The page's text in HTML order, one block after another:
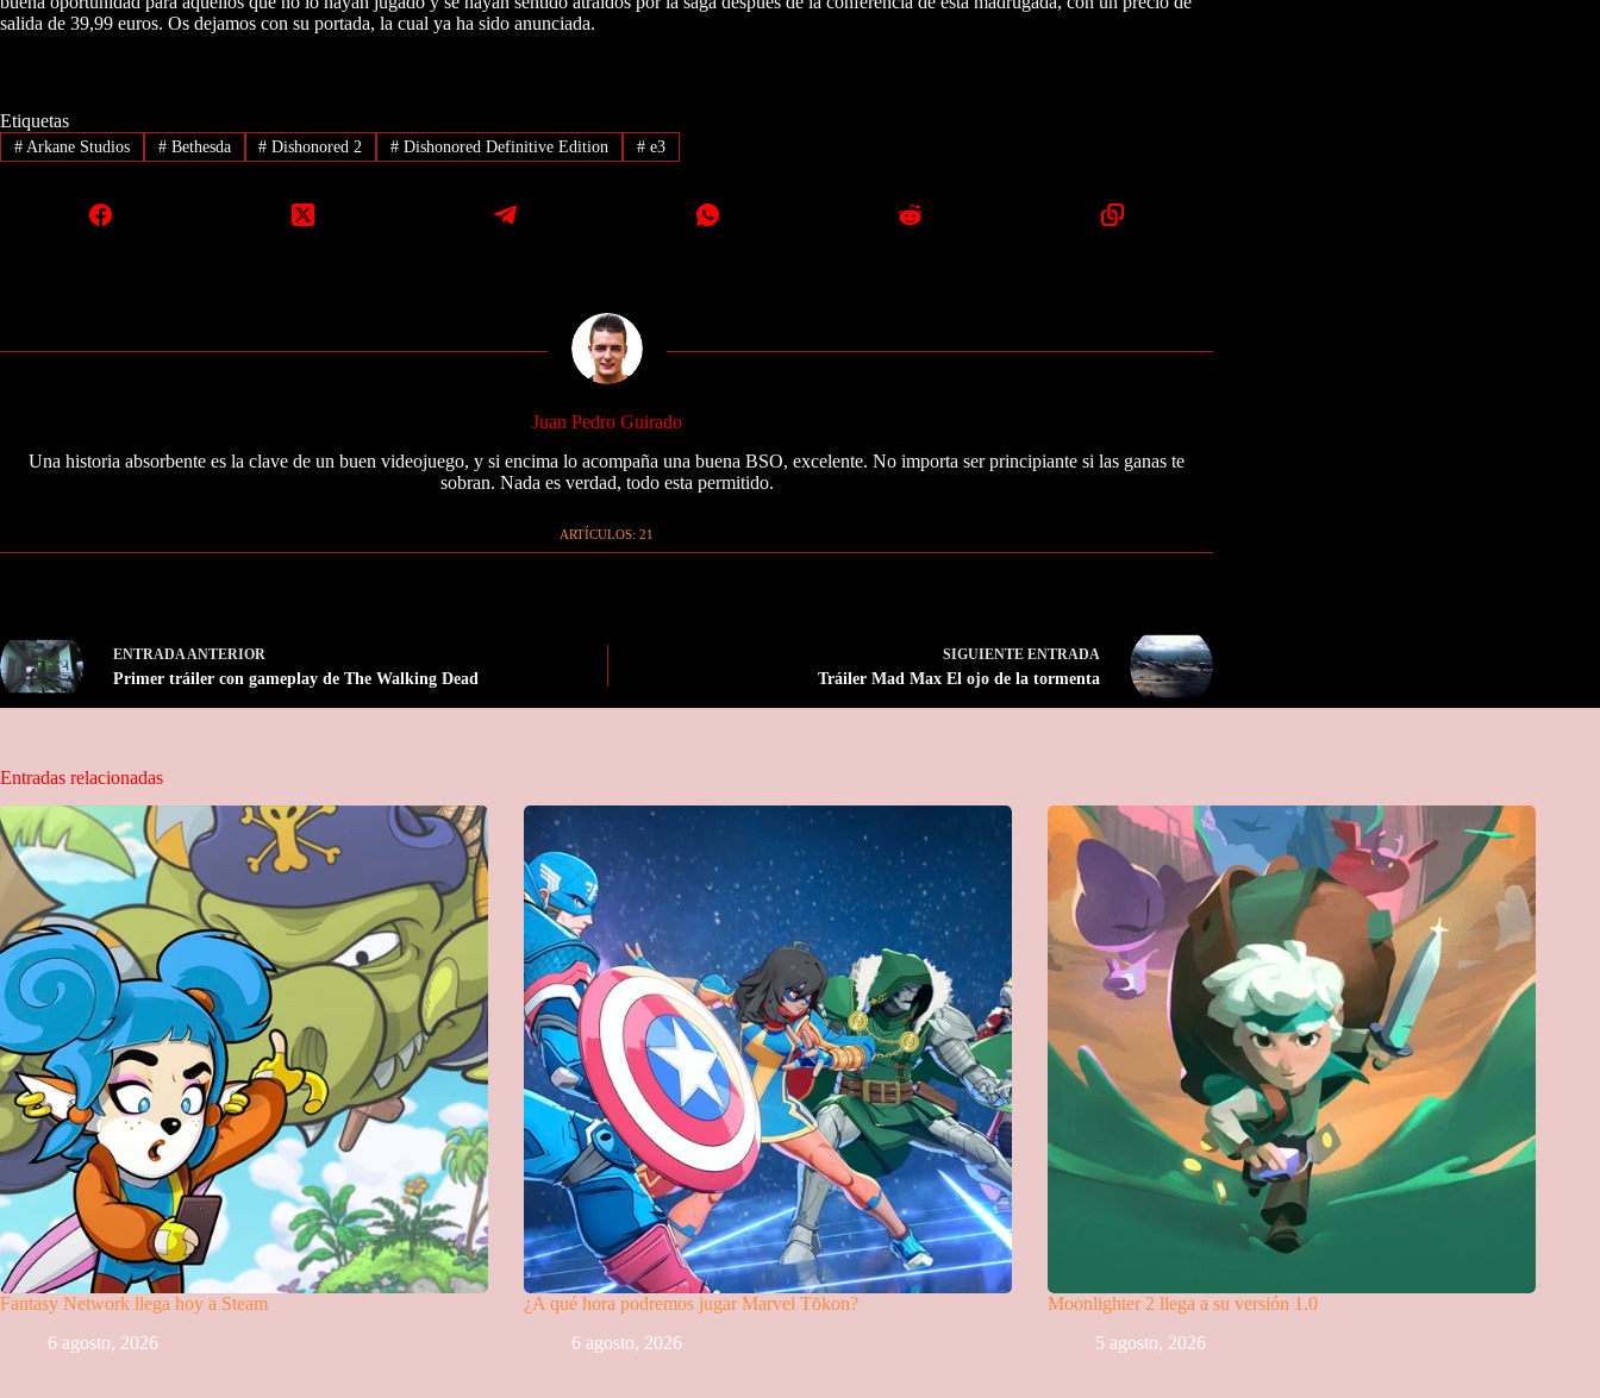
salida de 39,99 euros. Os dejamos con su portada, la cual ya ha sido anunciada.
Etiquetas
#Arkane Studios #Bethesda # Dishonored 2 # Dishonored Definitive Edition # e3
Juan Pedro Guirado
Una historia absorbente es la clave de un buen videojuego, y si encima lo acompaña una buena BSO, excelente. No importa ser principiante si las ganas te
sobran. Nada es verdad, todo esta permitido.
ARTÍCULOS: 21
ENTRADAANTERIOR
Primer tráiler con gameplay de The Walking Dead
SIGUIENTEENTRADA
Tráiler Mad Max El ojo de la tormenta
Entradas relacionadas
Fantasy Network llega hoy a Steam
6 agosto, 2026
¿A qué hora podremos jugar Marvel Tōkon?
6 agosto, 2026
Moonlighter 2 llega a su versión 1.0
5 agosto, 2026